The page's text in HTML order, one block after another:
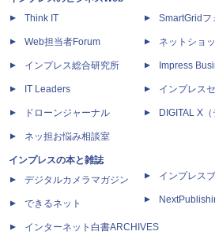
Think IT
Web担当者Forum
インプレス総合研究所
IT Leaders
ドローンジャーナル
ネッ担お悩み相談室
インプレスの本と雑誌
デジタルカメラマガジン
できるネット
インターネット白書ARCHIVES
SmartGridフ
ネットショ
Impress
インプレス
DIGITAL X（
インプレス